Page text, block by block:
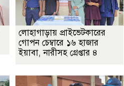
লোহাগাড়ায় প্রাইভেটকারের
গোপন চেম্বারে ১৬ হাজার
ইয়াবা, নারীসহ গ্রেপ্তার ৪